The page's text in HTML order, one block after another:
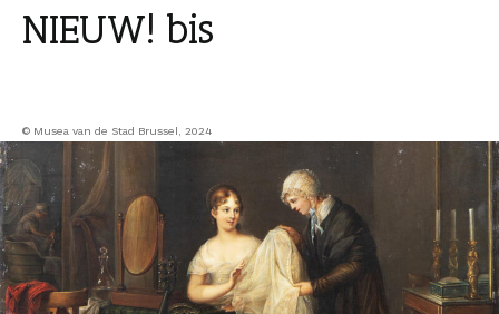
e
n
k
a
t
NIEUW! bis
© Musea van de Stad Brussel, 2024